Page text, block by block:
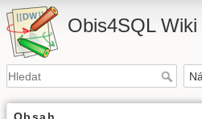
Obis4SQL Wiki